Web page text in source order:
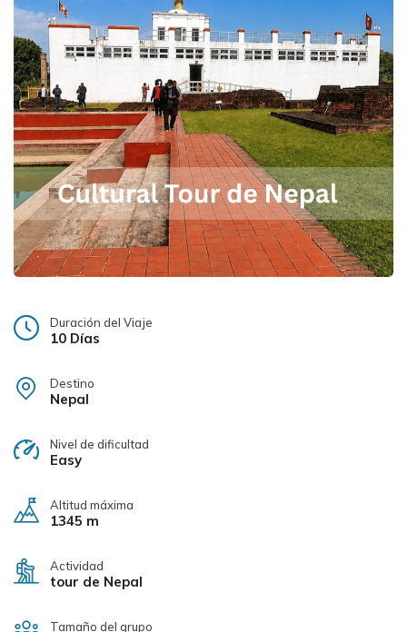
Duración del Viaje
10 Días
Destino
Nepal
Nivel de dificultad
Easy
Altitud máxima
1345 m
Actividad
tour de Nepal
Tamaño del grupo